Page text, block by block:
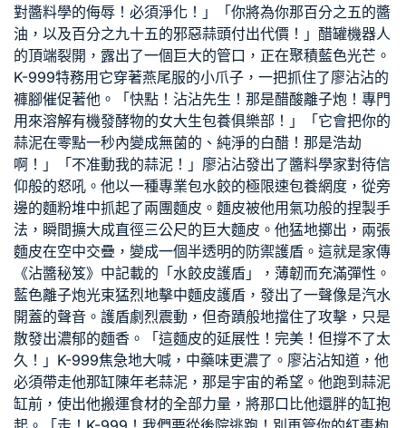
對醬料學的侮辱！必須淨化！」「你將為你那百分之五的醬
油，以及百分之九十五的邪惡蒜頭付出代價！」醋罐機器人
的頂端裂開，露出了一個巨大的管口，正在聚積藍色光芒。
K-999特務用它穿著燕尾服的小爪子，一把抓住了廖沾沾的
褲腳催促著他。「快點！沾沾先生！那是醋酸離子炮！專門
用來溶解有機發酵物的女大生包養俱樂部 ！」「它會把你的
蒜泥在零點一秒內變成無菌的、純淨的白醋！那是浩劫
啊！」「不准動我的蒜泥！」廖沾沾發出了醬料學家對待信
仰般的怒吼。他以一種專業包水餃的極限速包養網度，從旁
邊的麵粉堆中抓起了兩團麵皮。麵皮被他用氣功般的捏製手
法，瞬間擴大成直徑三公尺的巨大麵皮。他猛地擲出，兩張
麵皮在空中交疊，變成一個半透明的防禦護盾。這就是家傳
《沾醬秘笈》中記載的「水餃皮護盾」，薄韌而充滿彈性。
藍色離子炮光束猛烈地擊中麵皮護盾，發出了一聲像是汽水
開蓋的聲音。護盾劇烈震動，但奇蹟般地擋住了攻擊，只是
散發出濃郁的麵香。「這麵皮的延展性！完美！但撐不了太
久！」K-999焦急地大喊，中藥味更濃了。廖沾沾知道，他
必須帶走他那缸陳年老蒜泥，那是宇宙的希望。他跑到蒜泥
缸前，使出他搬運食材的全部力量，將那口比他還胖的缸抱